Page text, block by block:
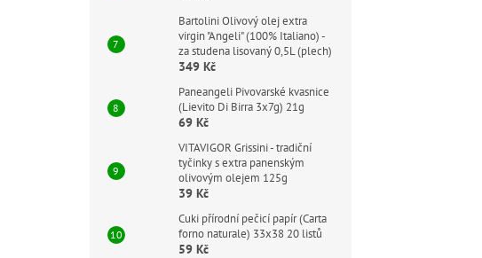
Bartolini Olivový olej extra
virgin "Angeli" (100% Italiano) -
za studena lisovaný 0,5L (plech)
349 Kč
Paneangeli Pivovarské kvasnice
(Lievito Di Birra 3x7g) 21g
69 Kč
VITAVIGOR Grissini - tradiční
tyčinky s extra panenským
olivovým olejem 125g
39 Kč
Cuki přírodní pečicí papír (Carta
forno naturale) 33x38 20 listů
59 Kč